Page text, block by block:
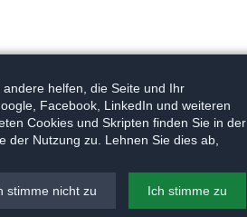
helfen, die Seite und Ihr
Facebook, LinkedIn und weiteren
Cookies und Skripten finden Sie in der
der Nutzung zu. Lehnen Sie dies ab,
stimme nicht zu Ich stimme zu